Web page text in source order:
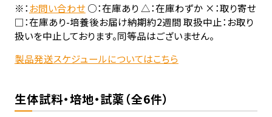
※：お問い合わせ○：在庫あり △：在庫わずか ×：取り寄せ
□：在庫あり-培養後お届け納期約2週間 取扱中止：お取り
扱いを中止しております。同等品はございません。
製品発送スケジュールについてはこちら
生体試料・培地・試薬（全6件）